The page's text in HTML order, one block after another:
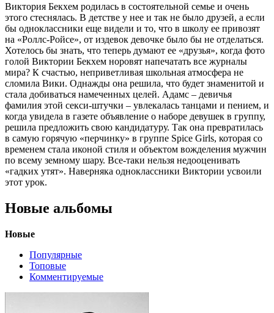
Виктория Бекхем родилась в состоятельной семье и очень
этого стеснялась. В детстве у нее и так не было друзей, а если
бы одноклассники еще видели и то, что в школу ее привозят
на «Роллс-Ройсе», от издевок девочке было бы не отделаться.
Хотелось бы знать, что теперь думают ее «друзья», когда фото
голой Виктории Бекхем норовят напечатать все журналы
мира? К счастью, неприветливая школьная атмосфера не
сломила Вики. Однажды она решила, что будет знаменитой и
стала добиваться намеченных целей. Адамс – девичья
фамилия этой секси-штучки – увлекалась танцами и пением, и
когда увидела в газете объявление о наборе девушек в группу,
решила предложить свою кандидатуру. Так она превратилась
в самую горячую «перчинку» в группе Spice Girls, которая со
временем стала иконой стиля и объектом вожделения мужчин
по всему земному шару. Все-таки нельзя недооценивать
«гадких утят». Наверняка одноклассники Виктории усвоили
этот урок.
Новые альбомы
Новые
Популярные
Топовые
Комментируемые